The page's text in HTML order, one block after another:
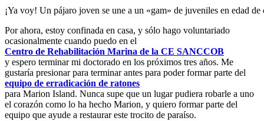
¡Ya voy! Un pájaro joven se une a un «gam» de juveniles en edad
Por ahora, estoy confinada en casa, y sólo hago voluntariado
ocasionalmente cuando puedo en el
Centro de Rehabilitación Marina de la CE SANCCOB
y espero terminar mi doctorado en los próximos tres años. Me
gustaría presionar para terminar antes para poder formar parte del
equipo de erradicación de ratones
para Marion Island. Nunca supe que un lugar pudiera robarle a uno
el corazón como lo ha hecho Marion, y quiero formar parte del
equipo que ayude a restaurar este trocito de paraíso.